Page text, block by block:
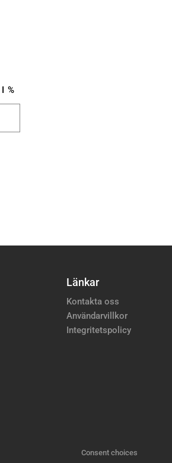
%
Länkar
Kontakta oss
Användarvillkor
Integritetspolicy
Consent choices